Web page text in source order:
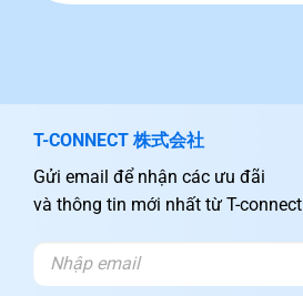
T-CONNECT 株式会社
Gửi email để nhận các ưu đãi
và thông tin mới nhất từ T-connect